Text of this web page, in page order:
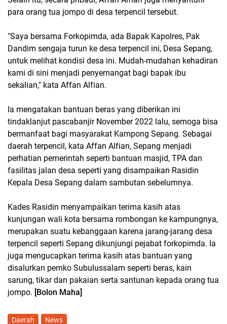
para orang tua jompo di desa terpencil tersebut.
"Saya bersama Forkopimda, ada Bapak Kapolres, Pak
Dandim sengaja turun ke desa terpencil ini, Desa Sepang,
untuk melihat kondisi desa ini. Mudah-mudahan kehadiran
kami di sini menjadi penyemangat bagi bapak ibu
sekalian," kata Affan Alfian.
Ia mengatakan bantuan beras yang diberikan ini
tindaklanjut pascabanjir November 2022 lalu, semoga bisa
bermanfaat bagi masyarakat Kampong Sepang. Sebagai
daerah terpencil, kata Affan Alfian, Sepang menjadi
perhatian pemerintah seperti bantuan masjid, TPA dan
fasilitas jalan desa seperti yang disampaikan Rasidin
Kepala Desa Sepang dalam sambutan sebelumnya.
Kades Rasidin menyampaikan terima kasih atas
kunjungan wali kota bersama rombongan ke kampungnya,
merupakan suatu kebanggaan karena jarang-jarang desa
terpencil seperti Sepang dikunjungi pejabat forkopimda. Ia
juga mengucapkan terima kasih atas bantuan yang
disalurkan pemko Subulussalam seperti beras, kain
sarung, tikar dan pakaian serta santunan kepada orang tua
jompo. [Bolon Maha]
Daerah News